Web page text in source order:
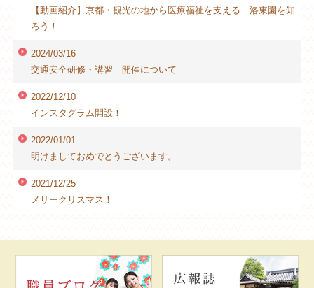
【動画紹介】京都・観光の地から医療福祉を支える 洛東園を知
ろう！
2024/03/16
交通安全研修・講習 開催について
2022/12/10
インスタグラム開設！
2022/01/01
明けましておめでとうございます。
2021/12/25
メリークリスマス！